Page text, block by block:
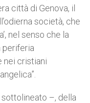
città di Genova, il
società, che
nel senso che la
periferia
nei cristiani
sottolineato –, della